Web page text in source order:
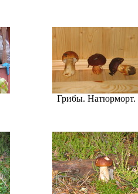
Грибы. Натюрморт.